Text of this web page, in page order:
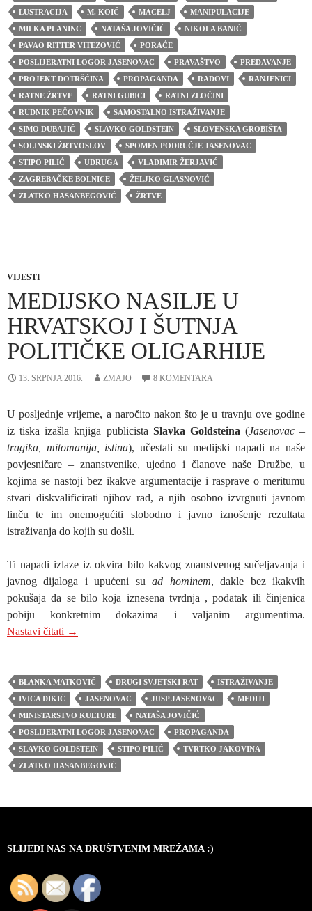
LUSTRACIJA
M. KOIĆ MACELJ
MANIPULACIJE
MILKA PLANINC
NATAŠA JOVIČIĆ
NIKOLA BANIĆ
PAVAO RITTER VITEZOVIĆ
PORAĆE
POSLIJERATNI LOGOR JASENOVAC
PRAVAŠTVO
PREDAVANJE
PROJEKT DOTRŠĆINA
PROPAGANDA RADOVI
RANJENICI
RATNE ŽRTVE
RATNI GUBICI
RATNI ZLOČINI
RUDNIK PEČOVNIK
SAMOSTALNO ISTRAŽIVANJE
SIMO DUBAJIĆ
SLAVKO GOLDSTEIN
SLOVENSKA GROBIŠTA
SOLINSKI ŽRTVOSLOV
SPOMEN PODRUČJE JASENOVAC
STIPO PILIĆ
UDRUGA
VLADIMIR ŽERJAVIĆ
ZAGREBAČKE BOLNICE
ŽELJKO GLASNOVIĆ
ZLATKO HASANBEGOVIĆ
ŽRTVE
VIJESTI
MEDIJSKO NASILJE U
HRVATSKOJ I ŠUTNJA
POLITIČKE OLIGARHIJE
13. SRPNJA 2016. ZMAJO 8 KOMENTARA
U posljednje vrijeme, a naročito nakon što je u travnju ove godine
iz tiska izašla knjiga publicista Slavka Goldsteina (Jasenovac –
tragika, mitomanija, istina), učestali su medijski napadi na naše
povjesničare – znanstvenike, ujedno i članove naše Družbe, u
kojima se nastoji bez ikakve argumentacije i rasprave o meritumu
stvari diskvalificirati njihov rad, a njih osobno izvrgnuti javnom
linču te im onemogućiti slobodno i javno iznošenje rezultata
istraživanja do kojih su došli.
Ti napadi izlaze iz okvira bilo kakvog znanstvenog sučeljavanja i
javnog dijaloga i upućeni suad hominem, dakle bez ikakvih
pokušaja da se bilo koja iznesena tvrdnja , podatak ili činjenica
pobiju konkretnim dokazima i valjanim argumentima.
Nastavi čitati MEDIJSKO NASILJE U HRVATSKOJ I ŠUTNJA
→
BLANKA MATKOVIĆ DRUGI SVJETSKI RAT
ISTRAŽIVANJE
IVICA ĐIKIĆ
JASENOVAC JUSP JASENOVAC
MEDIJI
MINISTARSTVO KULTURE
NATAŠA JOVIČIĆ
POSLIJERATNI LOGOR JASENOVAC
PROPAGANDA
SLAVKO GOLDSTEIN
STIPO PILIĆ
TVRTKO JAKOVINA
ZLATKO HASANBEGOVIĆ
SLIJEDI NAS NA DRUŠTVENIM MREŽAMA :)